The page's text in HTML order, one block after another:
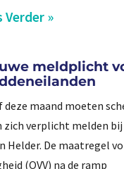
Verder »
meldplicht
deze maand moeten
zich verplicht melden
Helder. De maatregel
(OVV) na de ramp